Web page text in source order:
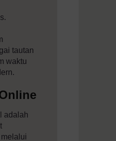
tautan
waktu
adalah